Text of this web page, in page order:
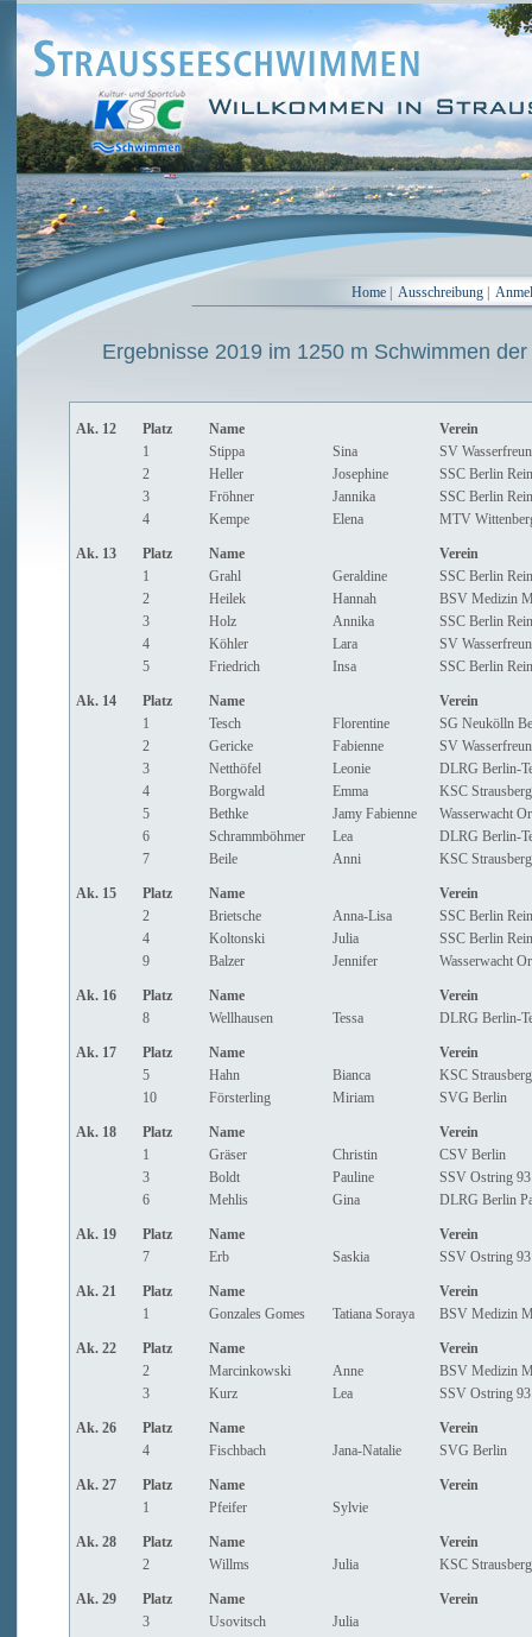
Home Ausschreibung
Ergebnisse 2019 im 1250 m Schwimmen der
Ak. 12 Platz Name
Verein
1
Stippa Sina
SV
2
Heller Josephine
SSC Berlin
3
Fröhner Jannika
SSC Berlin
4
Kempe Elena MTV
Ak. 13 Platz Name
Verein
1
Grahl Geraldine
SSC Berlin
2
Heilek Hannah
BSV Medizin
3
Holz Annika
SSC Berlin
4
Köhler Lara
SV
5
Friedrich Insa SSC Berlin
Ak. 14 Platz Name
Verein
1
Tesch Florentine
SG Neukölln
2
Gericke Fabienne
SV
3
Netthöfel Leonie
DLRG Berlin-
4
Borgwald Emma
KSC
5
Bethke Jamy Fabienne
Wasserwacht
6
Schrammböhmer Lea
DLRG Berlin-
7
Beile Anni KSC
Ak. 15 Platz Name
Verein
2
Brietsche Anna-Lisa
SSC Berlin
4
Koltonski Julia
SSC Berlin
9
Balzer Jennifer Wasserwacht
Ak. 16 Platz Name
Verein
8
Wellhausen Tessa DLRG Berlin-
Ak. 17 Platz Name
Verein
5
Hahn Bianca
KSC
10
Försterling Miriam SVG Berlin
Ak. 18 Platz Name
Verein
1
Gräser Christin
CSV Berlin
3
Boldt Pauline
SSV Ostring 93
6
Mehlis Gina DLRG Berlin
Ak. 19 Platz Name
Verein
7
Erb Saskia SSV Ostring 93
Ak. 21 Platz Name
Verein
1
Gonzales Gomes Tatiana Soraya BSV Medizin
Ak. 22 Platz Name
Verein
2
Marcinkowski Anne
BSV Medizin
3
Kurz Lea SSV Ostring 93
Ak. 26 Platz Name
Verein
4
Fischbach Jana-Natalie SVG Berlin
Ak. 27 Platz Name
Verein
1
Pfeifer Sylvie
Ak. 28 Platz Name
Verein
2
Willms Julia KSC
Ak. 29 Platz Name
Verein
3
Usovitsch Julia